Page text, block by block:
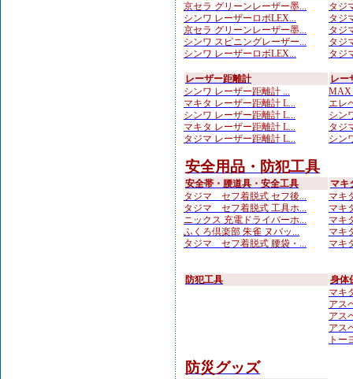
京セラ グリーンレーザー墨...
シンワ レーザーロボLEX...
京セラ グリーンレーザー墨...
シンワ スピニングレーザー...
シンワ レーザーロボLEX...
タジ
タジ
タジ
タジ
タジ
レーザー距離計
シンワ レーザー距離計 ...
マキタ レーザー距離計 L...
シンワ レーザー距離計 L...
マキタ レーザー距離計 L...
タジマ レーザー距離計 L...
レー
エレ
シン
タジ
シン
安全用品・防犯工具
安全帯・腰道具・安全工具
タジマ セフ着脱式 セフ後...
タジマ セフ着脱式 工具ホ...
ニックス 充電ドライバーホ...
ふくろ倶楽部 朱雀 ヌバッ...
タジマ セフ着脱式 腰袋・...
マキ
マキ
マキ
マキ
マキ
マキ
防犯工具
身体
マキ
アス
アス
アス
トー
防災グッズ